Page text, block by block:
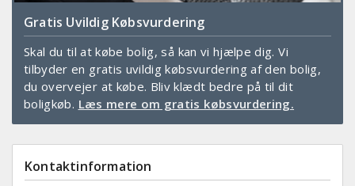
Gratis Uvildig Købsvurdering
Skal du til at købe bolig, så kan vi hjælpe dig. Vi
tilbyder en gratis uvildig købsvurdering af den bolig,
du overvejer at købe. Bliv klædt bedre på til dit
boligkøb. Læs mere om gratis købsvurdering.
Kontaktinformation